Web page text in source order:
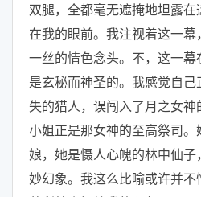
双腿，全都毫无遮掩地坦露在
在我的眼前。我注视着这一幕
一丝的情色念头。不，这一
是玄秘而神圣的。我感觉自己
失的猎人，误闯入了月之女
小姐正是那女神的至高祭司
娘，她是慑人心魄的林中仙
妙幻象。我这么比喻或许并